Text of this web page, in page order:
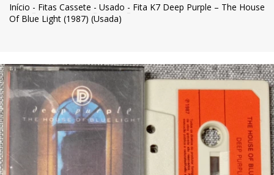
Início - Fitas Cassete - Usado - Fita K7 Deep Purple – The House
Of Blue Light (1987) (Usada)